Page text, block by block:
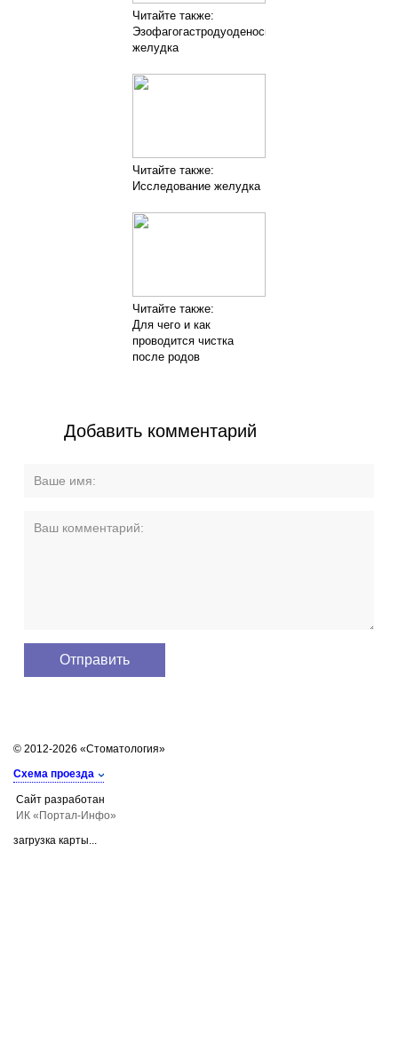
Читайте также:
Эзофагогастродуоденоскопия
желудка
Читайте также:
Исследование желудка
Читайте также:
Для чего и как
проводится чистка
после родов
Добавить комментарий
© 2012-2026 «Стоматология»
Схема проезда
Сайт разработан
ИК «Портал-Инфо»
загрузка карты...